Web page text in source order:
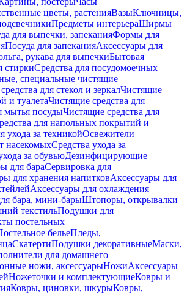
цветы, растенияВазыКлючницы,
Предметы интерьераШирмы
для выпечки, запеканияФормы для
Посуда для запеканияАксессуары для
рукава для выпечкиБытовая
стиркиСредства для посудомоечных
специальные чистящие
для стекол и зеркалЧистящие
и туалетаЧистящие средства для
мытья посудыЧистящие средства для
для напольных покрытий и
ухода за техникойОсвежители
насекомыхСредства ухода за
за обувьюДезинфицирующие
для бараСервировка для
для хранения напитковАксессуары для
Аксессуары для охлаждения
бара, мини-барыШтопоры, открывалки
текстильПодушки для
постельных
бельеПледы,
СкатертиПодушки декоративныеМаски,
для домашнего
ножи, аксессуарыНожиАксессуары
Ножеточки и комплектующиеКовры и
Ковры, циновки, шкурыКовры,